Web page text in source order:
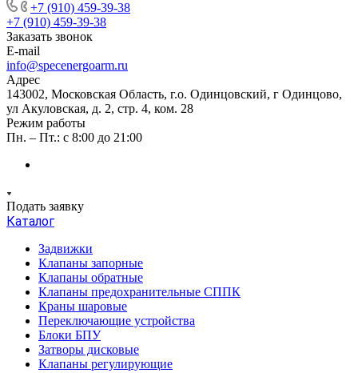
+7 (910) 459-39-38
+7 (910) 459-39-38
Заказать звонок
E-mail
info@specenergoarm.ru
Адрес
143002, Московская Область, г.о. Одинцовский, г Одинцово,
ул Акуловская, д. 2, стр. 4, ком. 28
Режим работы
Пн. – Пт.: с 8:00 до 21:00
Подать заявку
Каталог
Задвижки
Клапаны запорные
Клапаны обратные
Клапаны предохранительные СППК
Краны шаровые
Переключающие устройства
Блоки БПУ
Затворы дисковые
Клапаны регулирующие